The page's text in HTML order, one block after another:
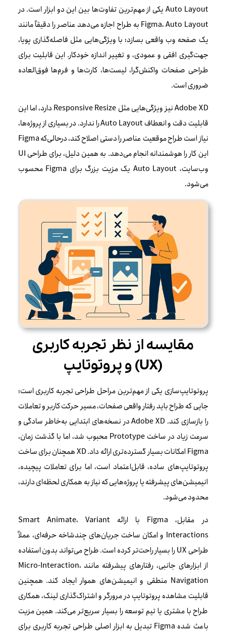
Auto Layout یکی از مهم‌ترین تفاوت‌ها بین این دو ابزار است. در
Figma، Auto Layout به طراح اجازه می‌دهد عناصر را دقیقاً مانند
یک صفحه وب واقعی بسازد؛ با ویژگی‌هایی مثل فاصله‌گذاری پویا،
جهت‌گیری افقی و عمودی، و تغییر اندازه خودکار. این قابلیت برای
طراحی صفحات واکنش‌گرا، لیست‌ها، کارت‌ها و فرم‌ها فوق‌العاده
ضروری است.
Adobe XD نیز ویژگی‌هایی مثل Responsive Resize دارد، اما این
قابلیت دقت و انعطاف Auto Layout را ندارد. در بسیاری از پروژه‌ها،
نیاز است طراح موقعیت عناصر را دستی اصلاح کند، درحالی‌که Figma
این کار را هوشمندانه انجام می‌دهد. به همین دلیل، برای طراحی UI
وب‌سایت، Auto Layout یک مزیت بزرگ برای Figma محسوب
می‌شود.
مقایسه از نظر تجربه کاربری
(UX) و پروتوتایپ
پروتوتایپ‌سازی یکی از مهم‌ترین مراحل طراحی تجربه کاربری است؛
جایی که طراح باید رفتار واقعی صفحات، مسیر حرکت کاربر و تعاملات
را بازسازی کند. Adobe XD در نسخه‌های ابتدایی به‌خاطر سادگی و
سرعت زیاد در ساخت Prototype محبوب شد، اما با گذشت زمان،
Figma امکانات بسیار گسترده‌تری ارائه داد. XD همچنان برای ساخت
پروتوتایپ‌های ساده، قابل‌اعتماد است، اما برای تعاملات پیچیده،
انیمیشن‌های پیشرفته یا پروژه‌هایی که نیاز به همکاری لحظه‌ای دارند،
محدود می‌شود.
در مقابل، Figma با ارائه Smart Animate، Variant
Interactions و امکان ساخت جریان‌های چندشاخه حرفه‌ای، عملاً
طراحی UX را بسیار راحت‌تر کرده است. طراح می‌تواند بدون استفاده
از ابزارهای جانبی، رفتارهای پیشرفته مانند Micro-Interaction،
Navigation منطقی و انیمیشن‌های هموار ایجاد کند. همچنین
قابلیت مشاهده پروتوتایپ در مرورگر و اشتراک‌گذاری لینک، همکاری
طراح با مشتری یا تیم توسعه را بسیار سریع‌تر می‌کند. همین مزیت
باعث شده Figma تبدیل به ابزار اصلی طراحی تجربه کاربری برای